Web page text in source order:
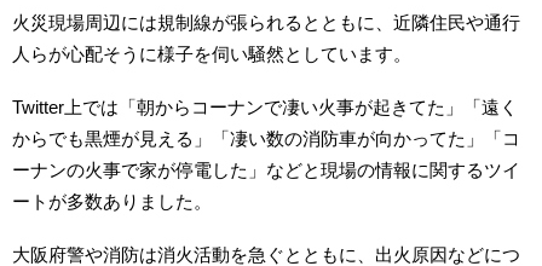
火災現場周辺には規制線が張られるとともに、近隣住民や通行
人らが心配そうに様子を伺い騒然としています。
Twitter上では「朝からコーナンで凄い火事が起きてた」「遠く
からでも黒煙が見える」「凄い数の消防車が向かってた」「コ
ーナンの火事で家が停電した」などと現場の情報に関するツイ
ートが多数ありました。
大阪府警や消防は消火活動を急ぐとともに、出火原因などにつ